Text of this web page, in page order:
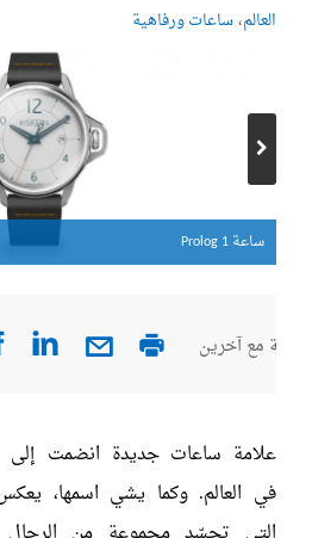
العالم،ساعات ورفاهية
ساعة Prolog 1
مع آخرين
علامة ساعات جديدة انضمت إلى
في العالم. وكما يشي اسمها،